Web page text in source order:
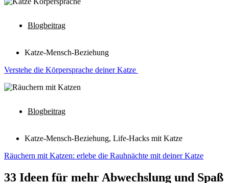
Blogbeitrag
Katze-Mensch-Beziehung
Verstehe die Körpersprache deiner Katze
Blogbeitrag
Katze-Mensch-Beziehung, Life-Hacks mit Katze
Räuchern mit Katzen: erlebe die Rauhnächte mit deiner Katze
33 Ideen für mehr Abwechslung und Spaß